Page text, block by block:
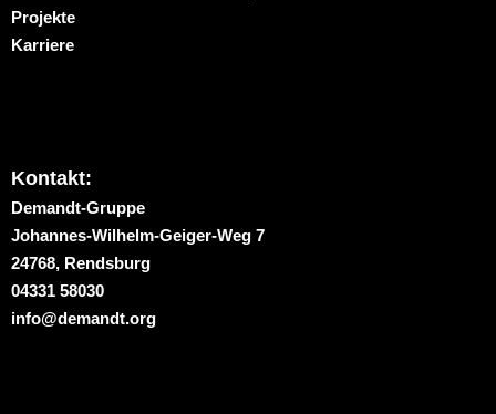
Projekte
Karriere
Kontakt:
Demandt-Gruppe
Johannes-Wilhelm-Geiger-Weg 7
24768, Rendsburg
04331 58030
info@demandt.org